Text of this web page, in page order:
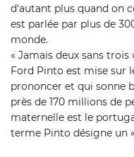
d'autant plus quand on
est parlée par plus de
monde.
« Jamais deux sans trois
Ford Pinto est mise sur
prononcer et qui sonne
près de 170 millions de
maternelle est le
terme Pinto désigne un